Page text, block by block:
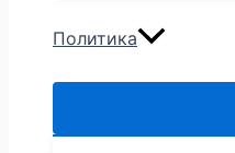
Политика